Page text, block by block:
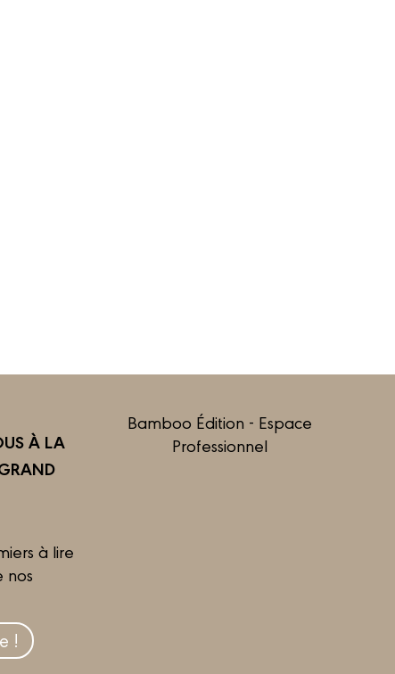
À LA
à lire
nos
!
Bamboo Édition - Espace
Professionnel